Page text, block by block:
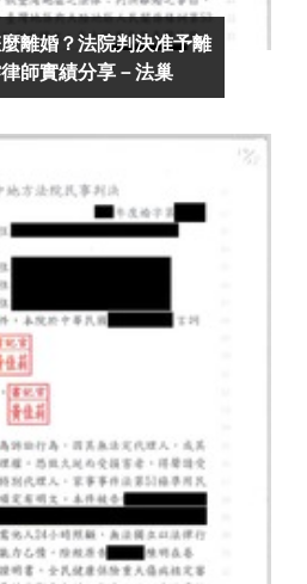
離婚？法院判決准予離
師實績分享－法巢